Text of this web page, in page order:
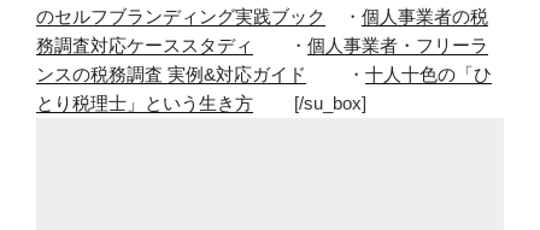
のセルフブランディング実践ブック
・ 個人事業者の税
務調査対応ケーススタディ
・ 個人事業者・フリーラ
ンスの税務調査 実例&対応ガイド
・ 十人十色の「ひ
とり税理士」という生き方 [/su_box]